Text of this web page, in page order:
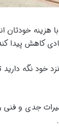
با هزینه
کاهش پیدا
خود نگه
جدی و فنی را